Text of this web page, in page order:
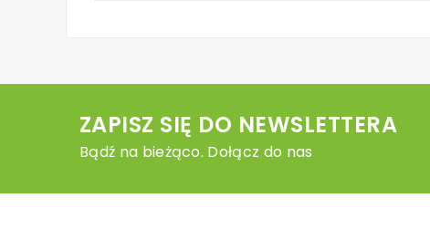
ZAPISZ SIĘ DO NEWSLETTERA
Bądź na bieżąco. Dołącz do nas